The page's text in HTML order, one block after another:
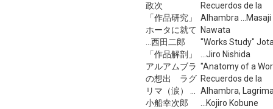
政次
「作品研究」
ホータに就て
...西田二郎
「作品解剖」
アルアムブラ
の想出 ラグ
リマ（涙） ...
小船幸次郎
Recuerdos de la
Alhambra ...Masaji
Nawata
"Works Study"
...Jiro Nishida
"Anatomy of a
Recuerdos de la
Alhambra,
...Kojiro Kobune